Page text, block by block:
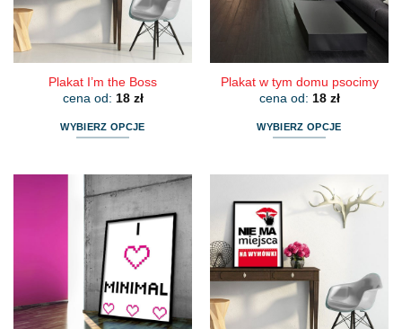
na
stronie
produktu
na
stronie
Plakat I’m the Boss
cena od: 18 zł
WYBIERZ OPCJE
wiele
wariantów.
Opcje
można
wybrać
na
stronie
Plakat w tym domu psocimy
cena od: 18 zł
WYBIERZ OPCJE
wiele
wariantów.
Opcje
można
wybrać
na
stronie